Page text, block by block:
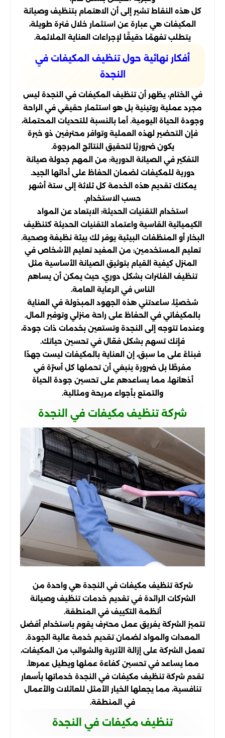
كل هذه النقاط تشير إلى أن الاهتمام بتنظيف وصيانة
المكيفات هي عبارة عن استثمار خلال فترة طويلة،
يتطلب تفهمًا دقيقًا لإجراءات العناية الملائمة.
أفكار نهائية حول تنظيف المكيفات في
النجدة
في الختام، يظهر أن تنظيف المكيفات في النجدة ليس
مجرد عملية روتينية بل هو استثمار حقيقي في الراحة
وجودة الحياة اليومية. أما بالنسبة للتحديات المحتملة،
فإن التحضير لهذه العملية وتوافر محترفين ذو خبرة
يكون ضروريًا لتحقيق النتائج المرجوة.
التفكير في الصيانة الدورية: من المهم جدولة صيانة
دورية للمكيفات لضمان الحفاظ على أدائها الجيد.
يمكنك تقديم هذه الخدمة كل ثلاثة إلى ستة أشهر
حسب الاستخدام.
استخدام التقنيات الحديثة: الابتعاد عن المواد
الكيميائية القاسية واعتماد التقنيات الحديثة كتنظيف
البخار أو المنظفات البيئية يوفر لك بيئة نظيفة وصحية.
تعليم المستخدمين: من المفيد تعليم الأشخاص في
المنزل كيفية القيام بتوثيق الصيانة الأساسية مثل
تنظيف الفلترات بشكل دوري، حيث يمكن أن يساهم
الناس في الرعاية العامة.
شخصيًا، ساعدتني هذه الجهود المبذولة في العناية
بالمكيفاتي في الحفاظ على راحة منزلي وتوفير المال.
وعندما تتوجه إلى النجدة وتستعين بخدمات ذات جودة،
فإنك تسهم بشكل فعّال في تحسين حياتك.
فبناءً على ما سبق، إن العناية بالمكيفات ليست جهدًا
مفرطًا بل ضرورة ينبغي أن تحملها كل أسرّة في
أذهانها، مما يساعدهم على تحسين جودة الحياة
والتمتع بأجواء مريحة ومثالية.
شركة تنظيف مكيفات في النجدة
شركة تنظيف مكيفات في النجدة هي واحدة من
الشركات الرائدة في تقديم خدمات تنظيف وصيانة
أنظمة التكييف في المنطقة.
تتميز الشركة بفريق عمل محترف يقوم باستخدام أفضل
المعدات والمواد لضمان تقديم خدمة عالية الجودة.
تعمل الشركة على إزالة الأتربة والشوائب من المكيفات،
مما يساعد في تحسين كفاءة عملها ويطيل عمرها.
تقدم شركة تنظيف مكيفات في النجدة خدماتها بأسعار
تنافسية، مما يجعلها الخيار الأمثل للعائلات والأعمال
في المنطقة.
تنظيف مكيفات في النجدة